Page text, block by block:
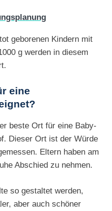
geborenen Kindern mit
g werden in diesem
eine
beste Ort für eine Baby-
Dieser Ort ist der Würde
Eltern haben am
Abschied zu nehmen.
so gestaltet werden,
aber auch schöner